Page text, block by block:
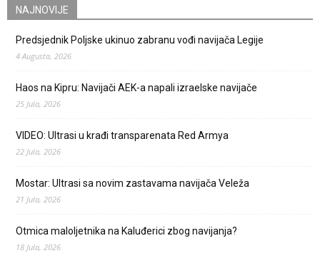
NAJNOVIJE
Predsjednik Poljske ukinuo zabranu vođi navijača Legije
4 Augusta, 2026
Haos na Kipru: Navijači AEK-a napali izraelske navijače
25 Jula, 2026
VIDEO: Ultrasi u krađi transparenata Red Armya
22 Jula, 2026
Mostar: Ultrasi sa novim zastavama navijača Veleža
21 Jula, 2026
Otmica maloljetnika na Kaluđerici zbog navijanja?
18 Jula, 2026